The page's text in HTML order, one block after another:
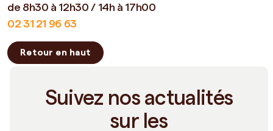
de 8h30 à 12h30 / 14h à 17h00
02 31 21 96 63
Retour en haut
Suivez nos actualités
sur les